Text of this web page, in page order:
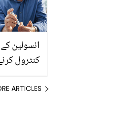
انسولین
کنٹرول
شوگر کے
ARTICLES